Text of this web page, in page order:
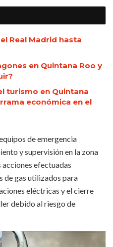
Real Madrid hasta
en Quintana Roo y
turismo en Quintana
económica en el
de emergencia
y supervisión en la zona
efectuadas
de gas utilizados para
eléctricas y el cierre
debido al riesgo de